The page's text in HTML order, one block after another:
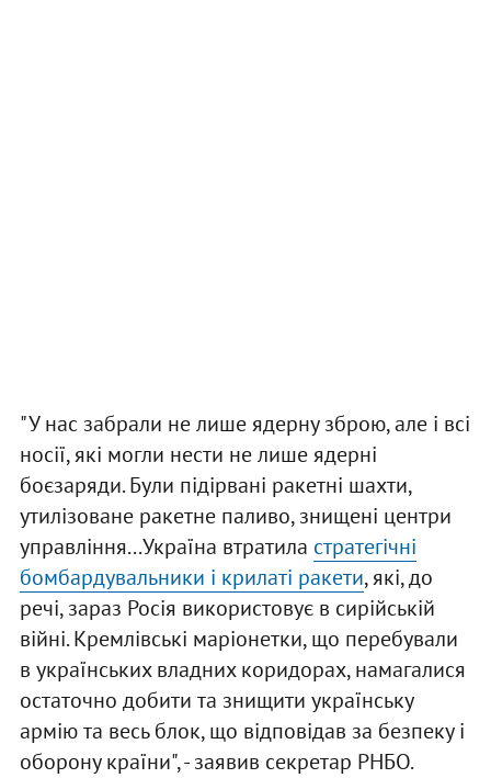
"У нас забрали не лише ядерну зброю, але і всі
носії, які могли нести не лише ядерні
боєзаряди. Були підірвані ракетні шахти,
утилізоване ракетне паливо, знищені центри
управління...Україна втратила стратегічні
бомбардувальники і крилаті ракети, які, до
речі, зараз Росія використовує в сирійській
війні. Кремлівські маріонетки, що перебували
в українських владних коридорах, намагалися
остаточно добити та знищити українську
армію та весь блок, що відповідав за безпеку і
оборону країни", - заявив секретар РНБО.